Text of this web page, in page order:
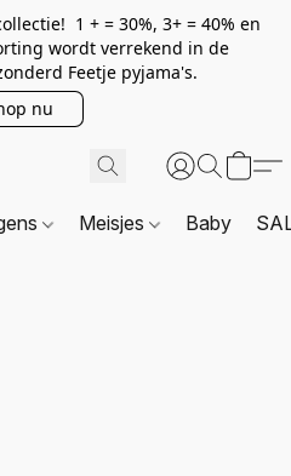
1 + = 30%, 3+ = 40% en
wordt verrekend in de
Feetje pyjama's.
nu
Meisjes Baby